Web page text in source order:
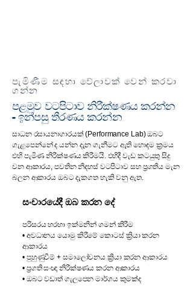
පැමිණීම සඳහා වේලාවක් වෙන් කරවා
ගන්න
පළමුව වටපිටාව නිරීක්ෂණය කරන්න
- ඉන්පසු තීරණය කරන්න
සාධන රසායනාගාරයක් (Performance Lab) ඔබට
ගැළපෙන්නේ ද යන්න දැන ගැනීමට ඇති හොඳම ක්‍රමය
එහි පැමිණ නිරීක්ෂණය කිරීමයි. එහිදී වැඩ කටයුතු සිදු
වන ආකාරය, පවතින නිදහස් වටපිටාව සහ ප්‍රගතිය මැන
බලන ආකාරය ඔබට දැකගත හැකි වනු ඇත.
සංචාරයේදී ඔබ කරන දේ
පරිසරය හරහා ඉක්මනින් ගමන් කිරීම
• අවධානය යොමු කිරීමේ කොටස් ක්‍රියා කරන
ආකාරය
• පුහුණුවීම් + සමාලෝචනය ක්‍රියා කරන ආකාරය
• ප්‍රගති සංඥා නිරීක්ෂණය කරන ආකාරය
• ඔබට වඩාත් ගැලපෙන මාර්ගය කුමක්ද